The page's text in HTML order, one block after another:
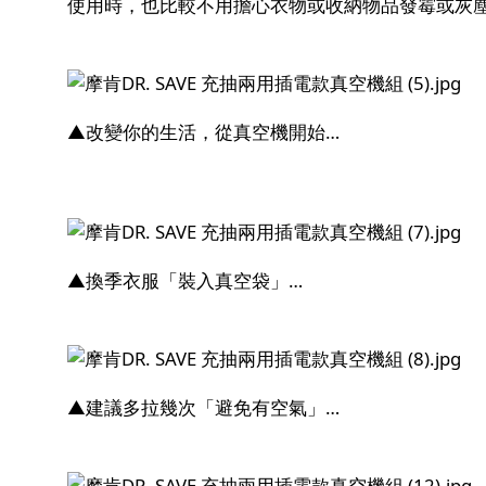
▲改變你的生活，從真空機開始…
▲換季衣服「裝入真空袋」…
▲建議多拉幾次「避免有空氣」…